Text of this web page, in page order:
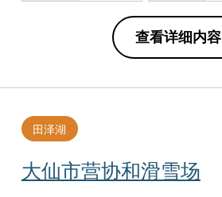
查看详细内容
大仙市营协和滑雪场
田泽湖